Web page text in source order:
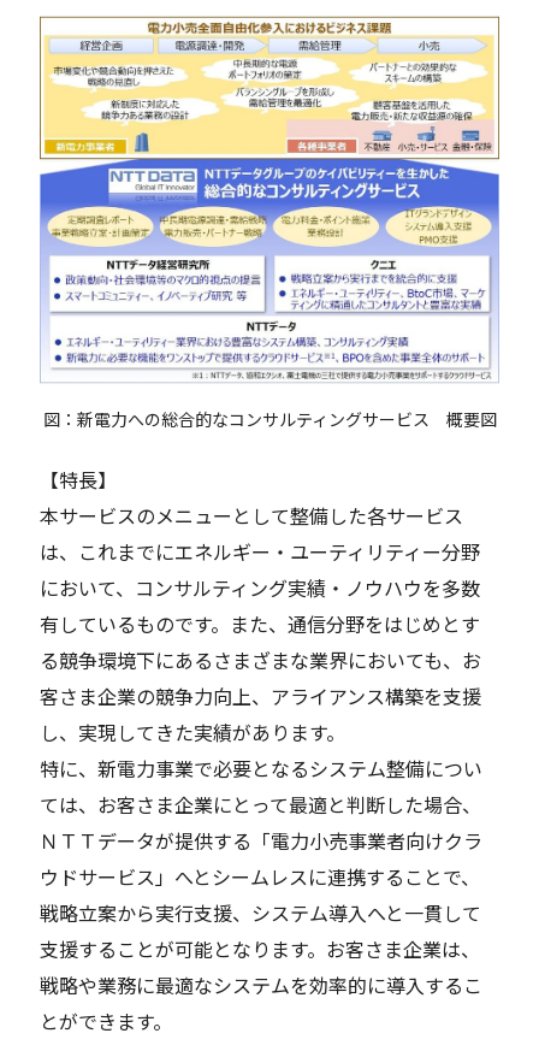
図：新電力への総合的なコンサルティングサービス 概要図
【特長】
本サービスのメニューとして整備した各サービス
は、これまでにエネルギー・ユーティリティー分野
において、コンサルティング実績・ノウハウを多数
有しているものです。また、通信分野をはじめとす
る競争環境下にあるさまざまな業界においても、お
客さま企業の競争力向上、アライアンス構築を支援
し、実現してきた実績があります。
特に、新電力事業で必要となるシステム整備につい
ては、お客さま企業にとって最適と判断した場合、
ＮＴＴデータが提供する「電力小売事業者向けクラ
ウドサービス」へとシームレスに連携することで、
戦略立案から実行支援、システム導入へと一貫して
支援することが可能となります。お客さま企業は、
戦略や業務に最適なシステムを効率的に導入するこ
とができます。